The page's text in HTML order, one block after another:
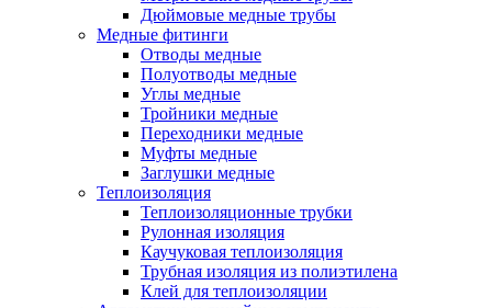
Дюймовые медные трубы
Медные фитинги
Отводы медные
Полуотводы медные
Углы медные
Тройники медные
Переходники медные
Муфты медные
Заглушки медные
Теплоизоляция
Теплоизоляционные трубки
Рулонная изоляция
Каучуковая теплоизоляция
Трубная изоляция из полиэтилена
Клей для теплоизоляции